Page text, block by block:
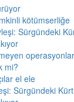
kötümserliğe
Sürgündeki
mi?
el ele
Sürgündeki